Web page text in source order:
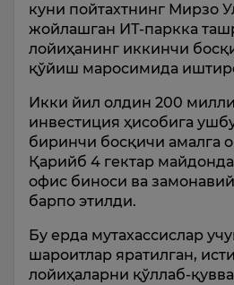
куни пойтахтнинг Мирзо
жойлашган ИТ-паркка
лойиҳанинг иккинчи
қўйиш маросимида
Икки йил олдин 200
инвестиция ҳисобига
биринчи босқичи амалга
Қарийб 4 гектар майдонда
офис биноси ва
барпо этилди.
Бу ерда мутахассислар
шароитлар яратилган,
лойиҳаларни қўллаб-